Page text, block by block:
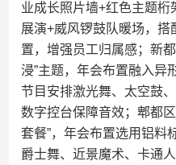
业成长照片墙+红色主题
展演+威风锣鼓队暖场，
置，增强员工归属感；新
浸”主题，年会布置融入异
节目安排激光舞、太空鼓
数字控台保障音效；郫都
套餐”，年会布置选用铝料
爵士舞、近景魔术、卡通